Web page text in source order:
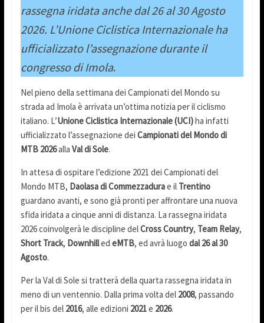
rassegna iridata anche dal 26 al 30 Agosto
2026. L’Unione Ciclistica Internazionale ha
ufficializzato l’assegnazione durante il
congresso di Imola.
Nel pieno della settimana dei Campionati del Mondo su
strada ad Imola è arrivata un’ottima notizia per il ciclismo
italiano. L’Unione Ciclistica Internazionale (UCI)ha infatti
ufficializzato l’assegnazione dei Campionati del Mondo di
MTB 2026alla Val di Sole.
In attesa di ospitare l’edizione 2021 dei Campionati del
Mondo MTB, Daolasa di Commezzadurae il Trentino
guardano avanti, e sono già pronti per affrontare una nuova
sfida iridata a cinque anni di distanza. La rassegna iridata
2026 coinvolgerà le discipline delCross Country, Team Relay,
Short Track, Downhilled eMTB, ed avrà luogo dal 26 al 30
Agosto.
Per la Val di Sole si tratterà della quarta rassegna iridata in
meno di un ventennio. Dalla prima volta del 2008, passando
per il bis del2016, alle edizioni 2021e 2026.